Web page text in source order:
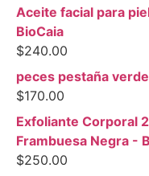
Aceite facial para
BioCaia
$240.00
peces pestaña
$170.00
Exfoliante Corporal
Frambuesa Negra -
$250.00